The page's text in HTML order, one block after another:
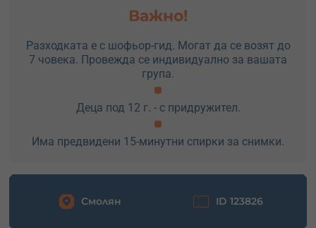
Важно!
Разходката е с шофьор-гид. Могат да се возят до
7 човека. Провежда се индивидуално за вашата
група.
Деца под 12 г. - с придружител.
Има предвидени 15-минутни спирки за снимки.
Смолян ID 123826